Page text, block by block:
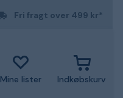
Fri fragt over 499 kr*
Mine lister Indkøbskurv